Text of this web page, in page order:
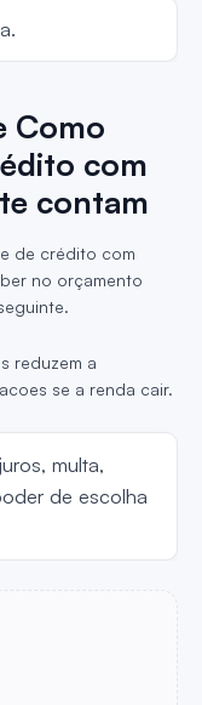
Como
com
contam
de crédito com
no orçamento
reduzem a
se a renda cair.
multa,
de escolha